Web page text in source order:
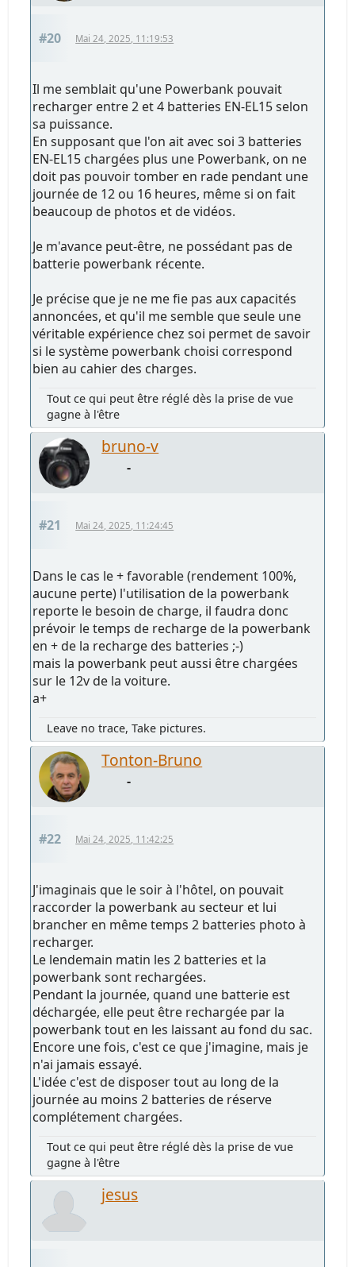
#20 Mai 24, 2025, 11:19:53
Il me semblait qu'une Powerbank pouvait
recharger entre 2 et 4 batteries EN-EL15 selon
sa puissance.
En supposant que l'on ait avec soi 3 batteries
EN-EL15 chargées plus une Powerbank, on ne
doit pas pouvoir tomber en rade pendant une
journée de 12 ou 16 heures, même si on fait
beaucoup de photos et de vidéos.
Je m'avance peut-être, ne possédant pas de
batterie powerbank récente.
Je précise que je ne me fie pas aux capacités
annoncées, et qu'il me semble que seule une
véritable expérience chez soi permet de savoir
si le système powerbank choisi correspond
bien au cahier des charges.
Tout ce qui peut être réglé dès la prise de vue
gagne à l'être
bruno-v
-
#21 Mai 24, 2025, 11:24:45
Dans le cas le + favorable (rendement 100%,
aucune perte) l'utilisation de la powerbank
reporte le besoin de charge, il faudra donc
prévoir le temps de recharge de la powerbank
en + de la recharge des batteries ;-)
mais la powerbank peut aussi être chargées
sur le 12v de la voiture.
a+
Leave no trace, Take pictures.
Tonton-Bruno
-
#22 Mai 24, 2025, 11:42:25
J'imaginais que le soir à l'hôtel, on pouvait
raccorder la powerbank au secteur et lui
brancher en même temps 2 batteries photo à
recharger.
Le lendemain matin les 2 batteries et la
powerbank sont rechargées.
Pendant la journée, quand une batterie est
déchargée, elle peut être rechargée par la
powerbank tout en les laissant au fond du sac.
Encore une fois, c'est ce que j'imagine, mais je
n'ai jamais essayé.
L'idée c'est de disposer tout au long de la
journée au moins 2 batteries de réserve
complétement chargées.
Tout ce qui peut être réglé dès la prise de vue
gagne à l'être
jesus